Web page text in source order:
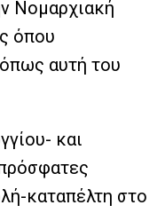
Νομαρχιακή
όπου
αυτή του
και
καταπέλτη στο